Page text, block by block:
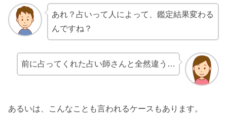
あれ？占いって人によって、鑑定結果変わる
んですね？
前に占ってくれた占い師さんと全然違う…
あるいは、こんなことも言われるケースもあります。